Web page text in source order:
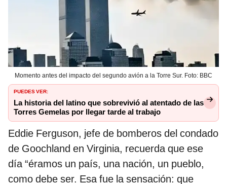
Momento antes del impacto del segundo avión a la Torre Sur. Foto: BBC
PUEDES VER:
La historia del latino que sobrevivió al atentado de las
Torres Gemelas por llegar tarde al trabajo
Eddie Ferguson, jefe de bomberos del condado
de Goochland en Virginia, recuerda que ese
día “éramos un país, una nación, un pueblo,
como debe ser. Esa fue la sensación: que